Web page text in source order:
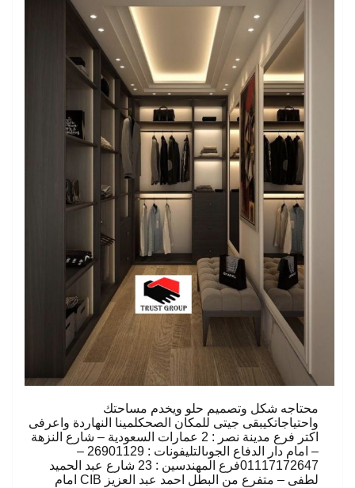
محتاجه شكل وتصميم حلو ويخدم مساحتك
واحتياجاتكيبقى جيتى للمكان الصحكلمينا النهاردة واعرفى
اكتر فرع مدينة نصر : 2 عمارات السعودية – شارع النزهة
– امام دار الدفاع الجوىالتليفونات : 26901129 –
01117172647فرع المهندسين : 23 شارع عبد الحميد
لطفى – متفرع من البطل احمد عبد العزيز CIB امام